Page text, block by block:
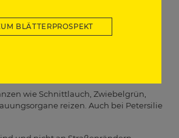
BLÄTTERPROSPEKT
gegeben werden – besonders
wie Schnittlauch, Zwiebelgrün,
reizen. Auch bei Petersilie